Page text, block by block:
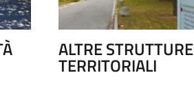
ALTRE STRUTTURE
TERRITORIALI